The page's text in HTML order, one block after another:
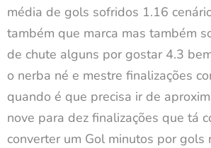
média de gols sofridos 1.16
também que marca mas também
de chute alguns por gostar 4.3
o nerba né e mestre finalizações
quando é que precisa ir de
nove para dez finalizações que tá
converter um Gol minutos por gols